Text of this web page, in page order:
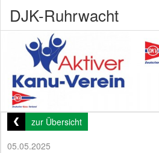
DJK-Ruhrwacht
zur Übersicht
05.05.2025